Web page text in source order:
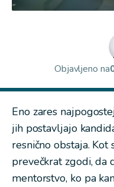
Objavljeno na
Eno zares
jih postavljajo
resnično obstaja. Kot
prevečkrat zgodi,
mentorstvo, ko pa